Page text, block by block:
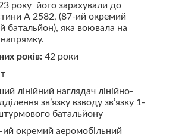
року його зарахували до
А 2582, (87-ий окремий
батальйон), яка воювала на
років: 42 роки
лінійний наглядач лінійно-
зв’язку взводу зв’язку 1-
батальйону
ий окремий аеромобільний